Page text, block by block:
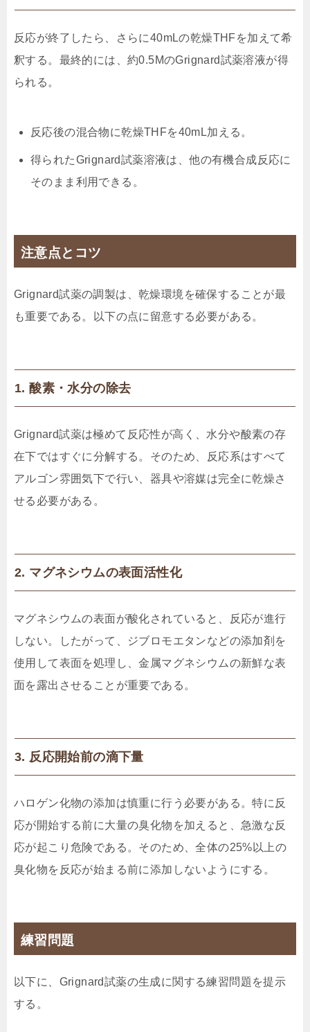
反応が終了したら、さらに40mLの乾燥THFを加えて希
釈する。最終的には、約0.5MのGrignard試薬溶液が得
られる。
反応後の混合物に乾燥THFを40mL加える。
得られたGrignard試薬溶液は、他の有機合成反応に
そのまま利用できる。
注意点とコツ
Grignard試薬の調製は、乾燥環境を確保することが最
も重要である。以下の点に留意する必要がある。
1. 酸素・水分の除去
Grignard試薬は極めて反応性が高く、水分や酸素の存
在下ではすぐに分解する。そのため、反応系はすべて
アルゴン雰囲気下で行い、器具や溶媒は完全に乾燥さ
せる必要がある。
2. マグネシウムの表面活性化
マグネシウムの表面が酸化されていると、反応が進行
しない。したがって、ジブロモエタンなどの添加剤を
使用して表面を処理し、金属マグネシウムの新鮮な表
面を露出させることが重要である。
3. 反応開始前の滴下量
ハロゲン化物の添加は慎重に行う必要がある。特に反
応が開始する前に大量の臭化物を加えると、急激な反
応が起こり危険である。そのため、全体の25%以上の
臭化物を反応が始まる前に添加しないようにする。
練習問題
以下に、Grignard試薬の生成に関する練習問題を提示
する。